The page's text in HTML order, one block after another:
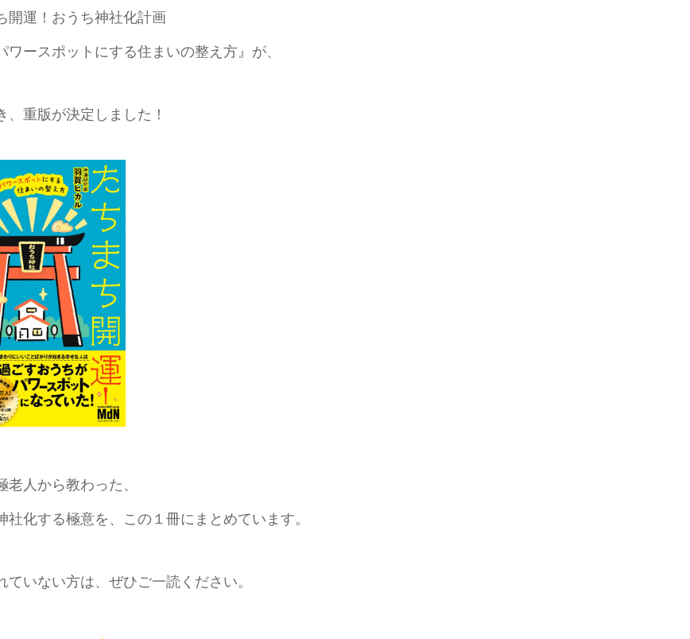
開運！おうち神社化計画
ワースポットにする住まいの整え方』が、
、重版が決定しました！
老人から教わった、
社化する極意を、この１冊にまとめています。
ていない方は、ぜひご一読ください。